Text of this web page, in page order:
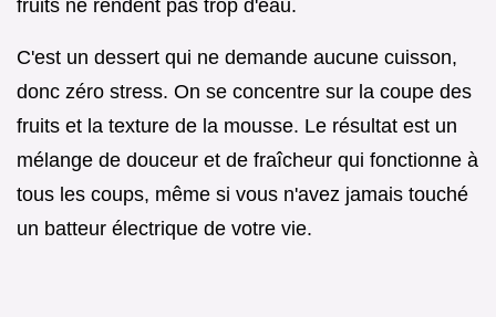
fruits ne rendent pas trop d'eau.
C'est un dessert qui ne demande aucune cuisson,
donc zéro stress. On se concentre sur la coupe des
fruits et la texture de la mousse. Le résultat est un
mélange de douceur et de fraîcheur qui fonctionne à
tous les coups, même si vous n'avez jamais touché
un batteur électrique de votre vie.